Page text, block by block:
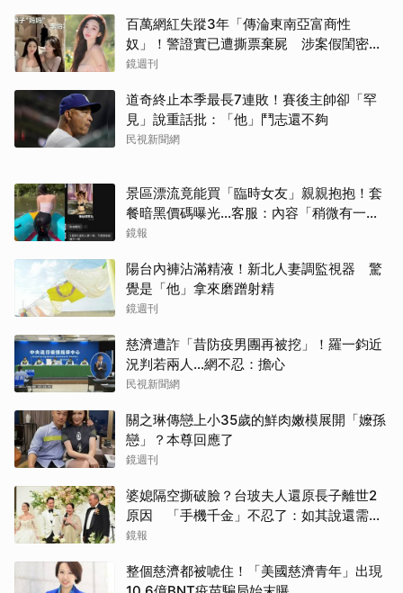
百萬網紅失蹤3年「傳淪東南亞富商性
奴」！警證實已遭撕票棄屍 涉案假閨密近
況曝光
鏡週刊
道奇終止本季最長7連敗！賽後主帥卻「罕
見」說重話批：「他」鬥志還不夠
民視新聞網
景區漂流竟能買「臨時女友」親親抱抱！套
餐暗黑價碼曝光…客服：內容「稍微有一點
尺度」
鏡報
陽台內褲沾滿精液！新北人妻調監視器 驚
覺是「他」拿來磨蹭射精
鏡週刊
慈濟遭詐「昔防疫男團再被挖」！羅一鈞近
況判若兩人…網不忍：擔心
民視新聞網
關之琳傳戀上小35歲的鮮肉嫩模展開「嬤孫
戀」？本尊回應了
鏡週刊
婆媳隔空撕破臉？台玻夫人還原長子離世2
原因 「手機千金」不忍了：如其說還需要
離開嗎？
鏡報
整個慈濟都被唬住！「美國慈濟青年」出現